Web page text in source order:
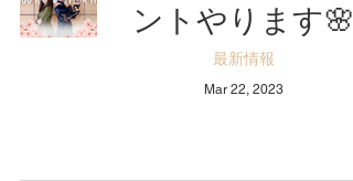
ントやります🌸
最新情報
Mar 22, 2023